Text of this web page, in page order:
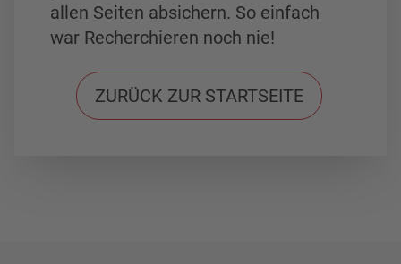
allen Seiten absichern. So einfach
war Recherchieren noch nie!
ZURÜCK ZUR STARTSEITE